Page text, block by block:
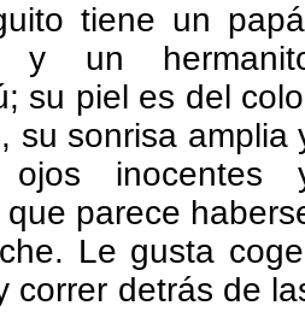
tiene un
y un
su piel es del
su sonrisa amplia
inocentes
parece
Le gusta
correr detrás de